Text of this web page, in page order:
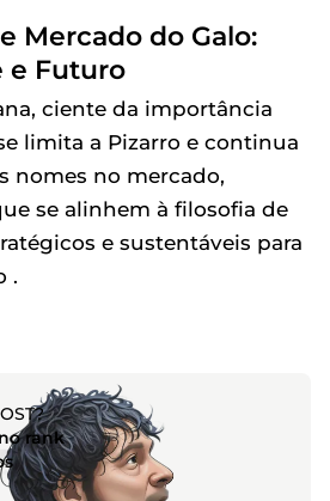
Mercado do Galo:
e Futuro
ciente da importância
limita a Pizarro e continua
nomes no mercado,
se alinhem à filosofia de
e sustentáveis para
.
rank